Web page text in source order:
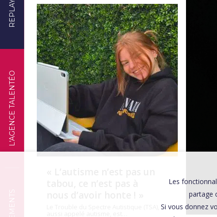
L'AGENCE TALENTÉO
REPLAYS
TÉMOIGNAGES
Les
partage
Si vous donnez